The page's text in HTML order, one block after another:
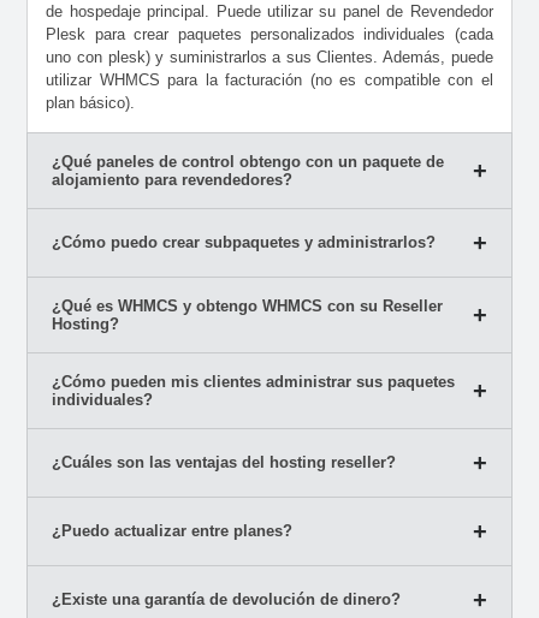
de hospedaje principal. Puede utilizar su panel de Revendedor
Plesk para crear paquetes personalizados individuales (cada
uno con plesk) y suministrarlos a sus Clientes. Además, puede
utilizar WHMCS para la facturación (no es compatible con el
plan básico).
¿Qué paneles de control obtengo con un paquete de
alojamiento para revendedores?
¿Cómo puedo crear subpaquetes y administrarlos?
¿Qué es WHMCS y obtengo WHMCS con su Reseller
Hosting?
¿Cómo pueden mis clientes administrar sus paquetes
individuales?
¿Cuáles son las ventajas del hosting reseller?
¿Puedo actualizar entre planes?
¿Existe una garantía de devolución de dinero?